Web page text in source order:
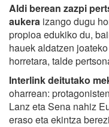
Aldi berean zazpi
aukera izango dugu
propioa edukiko du,
hauek aldatzen
horretara, talde
Interlink deitutako
oharrean:
Lanz eta Sena nahiz
eraso eta ekintza